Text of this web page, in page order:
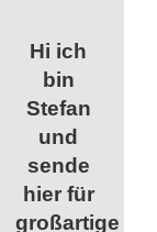
Hi ich
bin
Stefan
und
sende
hier für
großartige